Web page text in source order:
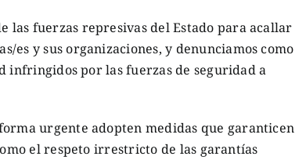
las fuerzas represivas del Estado para acallar
es y sus organizaciones, y denunciamos como
infringidos por las fuerzas de seguridad a
urgente adopten medidas que garanticen
el respeto irrestricto de las garantías